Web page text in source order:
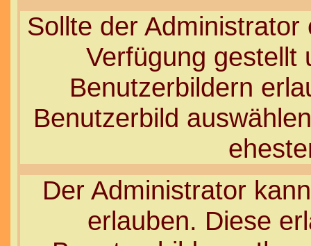
Sollte der
Verfügung gestellt
Benutzerbildern
Benutzerbild
Der Administrator
erlauben. Diese